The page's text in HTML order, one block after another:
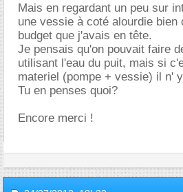
Mais en regardant un peu sur
une vessie à coté alourdie bien
budget que j'avais en tête.
Je pensais qu'on pouvait faire
utilisant l'eau du puit, mais si
materiel (pompe + vessie) il n'
Tu en penses quoi?
Encore merci !